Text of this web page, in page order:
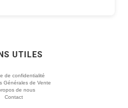
UTILES
de confidentialité
Générales de Vente
de nous
Contact